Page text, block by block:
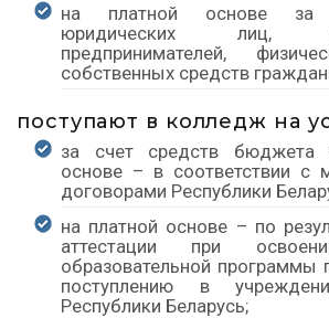
на платной основе за
юридических лиц,
предпринимателей,
собственных средств
поступают в колледж на
за счет средств бюджета
основе – в соответствии с
договорами Республики
на платной основе – по
аттестации при
образовательной программы
поступлению в
Республики Беларусь;